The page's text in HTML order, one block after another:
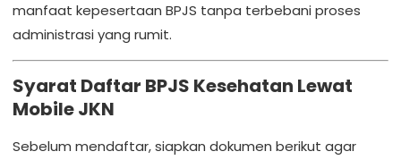
manfaat kepesertaan BPJS tanpa terbebani proses
administrasi yang rumit.
Syarat Daftar BPJS Kesehatan Lewat
Mobile JKN
Sebelum mendaftar, siapkan dokumen berikut agar